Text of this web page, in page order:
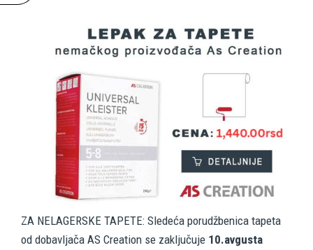
ZA NELAGERSKE TAPETE: Sledeća porudžbenica tapeta
od dobavljača AS Creation se zaključuje 10.avgusta